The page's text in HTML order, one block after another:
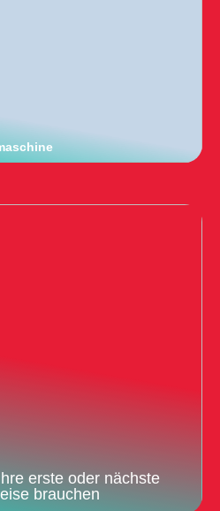
erste oder nächste
brauchen